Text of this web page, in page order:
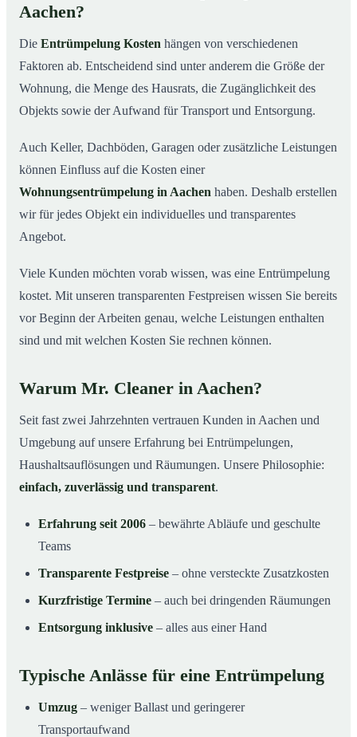
Aachen?
Die Entrümpelung Kosten hängen von verschiedenen
Faktoren ab. Entscheidend sind unter anderem die Größe der
Wohnung, die Menge des Hausrats, die Zugänglichkeit des
Objekts sowie der Aufwand für Transport und Entsorgung.
Auch Keller, Dachböden, Garagen oder zusätzliche Leistungen
können Einfluss auf die Kosten einer
Wohnungsentrümpelung in Aachen haben. Deshalb erstellen
wir für jedes Objekt ein individuelles und transparentes
Angebot.
Viele Kunden möchten vorab wissen, was eine Entrümpelung
kostet. Mit unseren transparenten Festpreisen wissen Sie bereits
vor Beginn der Arbeiten genau, welche Leistungen enthalten
sind und mit welchen Kosten Sie rechnen können.
Warum Mr. Cleaner in Aachen?
Seit fast zwei Jahrzehnten vertrauen Kunden in Aachen und
Umgebung auf unsere Erfahrung bei Entrümpelungen,
Haushaltsauflösungen und Räumungen. Unsere Philosophie:
einfach, zuverlässig und transparent.
Erfahrung seit 2006 – bewährte Abläufe und geschulte
Teams
Transparente Festpreise – ohne versteckte Zusatzkosten
Kurzfristige Termine – auch bei dringenden Räumungen
Entsorgung inklusive – alles aus einer Hand
Typische Anlässe für eine Entrümpelung
Umzug – weniger Ballast und geringerer
Transportaufwand